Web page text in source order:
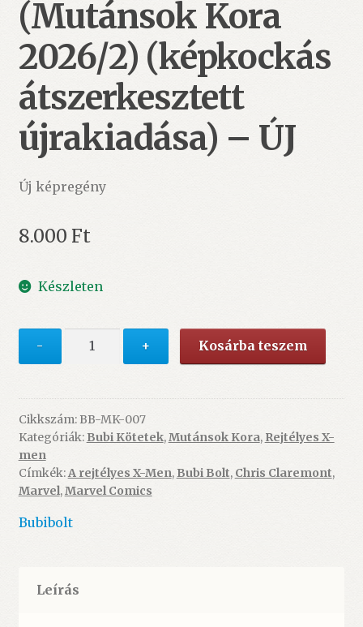
(Mutánsok Kora
2026/2) (képkockás
átszerkesztett
újrakiadása) – ÚJ
Új képregény
8.000 Ft
Készleten
-
Men
1.
(Mutánsok
2026/2)
(képkockás
átszerkesztett
ÚJ
+ Kosárba teszem
Cikkszám: BB-MK-007
Kategóriák: Bubi Kötetek,Mutánsok Kora, Rejtélyes X-
men
Címkék:A rejtélyes X-Men, Bubi Bolt, Chris Claremont,
Marvel,Marvel Comics
Bubibolt
Leírás